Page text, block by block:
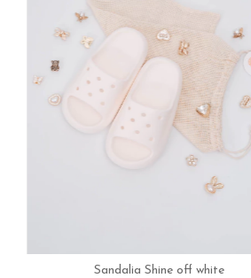
Sandalia Shine off white